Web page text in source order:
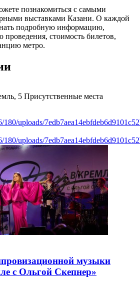
познакомиться с самыми
выставками Казани. О каждой
подробную информацию,
проведения, стоимость билетов,
метро.
5 Присутственные места
180/uploads/
180/uploads/
музыки
с Ольгой Скепнер»